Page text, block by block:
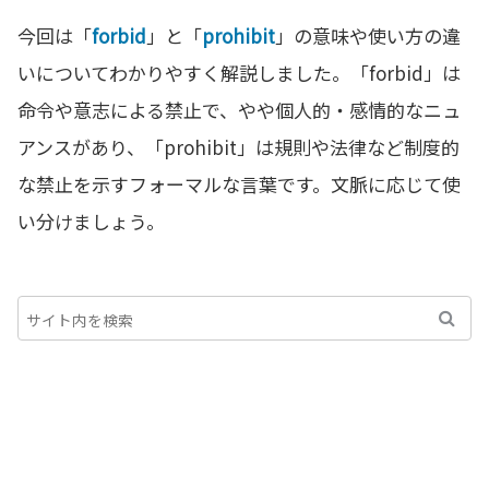
今回は「forbid」と「prohibit」の意味や使い方の違
いについてわかりやすく解説しました。「forbid」は
命令や意志による禁止で、やや個人的・感情的なニュ
アンスがあり、「prohibit」は規則や法律など制度的
な禁止を示すフォーマルな言葉です。文脈に応じて使
い分けましょう。